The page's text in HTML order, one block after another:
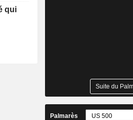
qui
Suite du
Palmarès